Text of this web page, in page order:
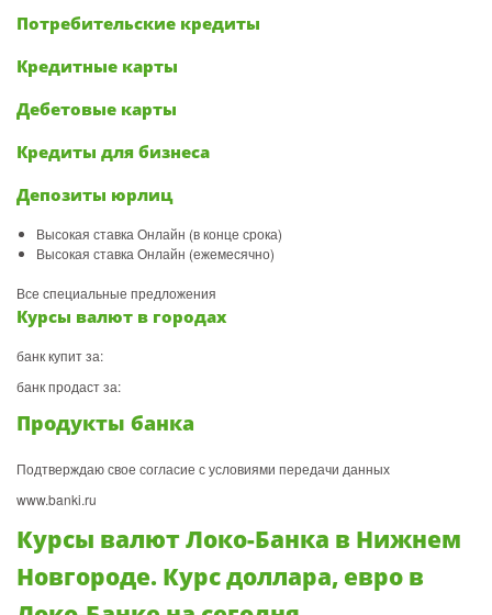
Потребительские кредиты
Кредитные карты
Дебетовые карты
Кредиты для бизнеса
Депозиты юрлиц
Высокая ставка Онлайн (в конце срока)
Высокая ставка Онлайн (ежемесячно)
Все специальные предложения
Курсы валют в городах
банк купит за:
банк продаст за:
Продукты банка
Подтверждаю свое согласие с условиями передачи данных
www.banki.ru
Курсы валют Локо-Банка в Нижнем
Новгороде. Курс доллара, евро в